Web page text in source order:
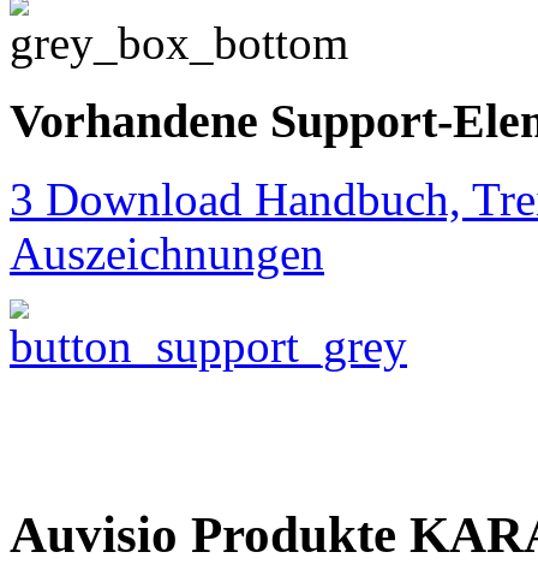
Vorhandene Support-
3 Download Handbuch,
Auszeichnungen
Auvisio Produkte